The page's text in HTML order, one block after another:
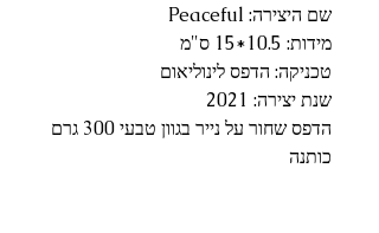
שם היצירה: Peaceful
מידות: 10.5*15 ס"מ
טכניקה: הדפס לינוליאום
שנת יצירה: 2021
הדפס שחור על נייר בגוון טבעי 300 גרם
כותנה